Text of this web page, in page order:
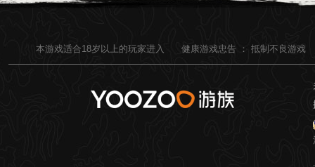
本游戏适合18岁以上的玩家进入 健康游戏忠告 ： 抵制不良游戏